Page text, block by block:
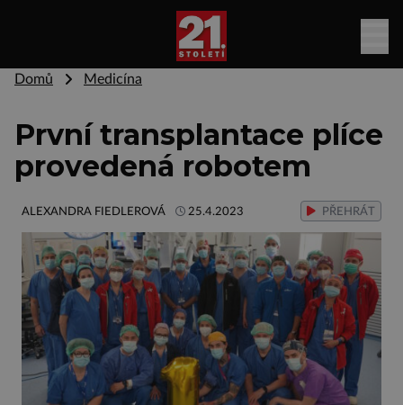
Domů Medicína
První transplantace plíce
provedená robotem
ALEXANDRA FIEDLEROVÁ 25.4.2023 PŘEHRÁT